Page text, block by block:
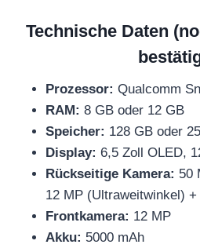
Technische Daten
Prozessor: Qualcomm
RAM: 8 GB oder 12 GB
Speicher: 128 GB oder
Display: 6,5 Zoll OLED,
Rückseitige Kamera: 50
12 MP (Ultraweitwinkel)
Frontkamera: 12 MP
Akku: 5000 mAh